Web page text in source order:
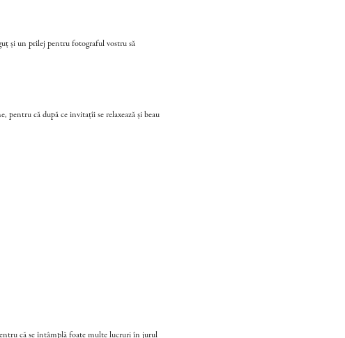
și un prilej pentru fotograful vostru să
pentru că după ce invitațîi se relaxează și beau
că se întâmplă foate multe lucruri în jurul